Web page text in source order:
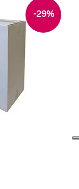
-29%